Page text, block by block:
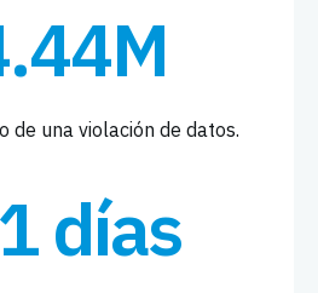
de una violación de datos.
días